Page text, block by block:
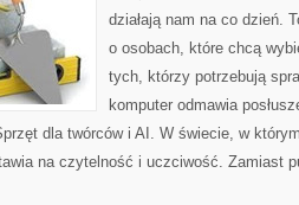
działają nam na co dzień.
o osobach, które chcą
tych, którzy potrzebują
komputer odmawia
dla twórców i AI. W świecie, w
na czytelność i uczciwość. Zamiast